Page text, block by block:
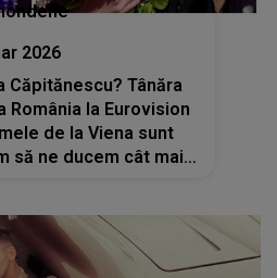
2026
Căpitănescu? Tânăra
la Eurovision
de la Viena sunt
să ne ducem cât mai